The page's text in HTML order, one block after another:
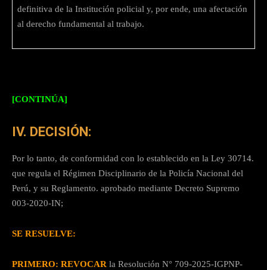
definitiva de la Institución policial y, por ende, una afectación
al derecho fundamental al trabajo.
[CONTINÚA]
IV. DECISIÓN:
Por lo tanto, de conformidad con lo establecido en la Ley 30714.
que regula el Régimen Disciplinario de la Policía Nacional del
Perú, y su Reglamento. aprobado mediante Decreto Supremo
003-2020-IN;
SE RESUELVE:
PRIMERO: REVOCAR la Resolución N° 709-2025-IGPNP-